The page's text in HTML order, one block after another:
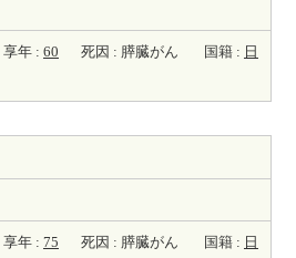
享年 : 60 死因 : 膵臓がん 国籍 : 日
享年 : 75 死因 : 膵臓がん 国籍 : 日